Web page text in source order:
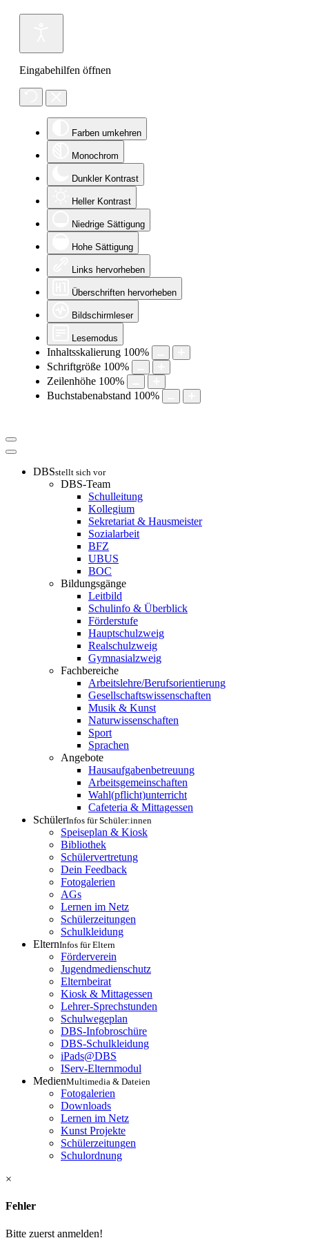
Eingabehilfen öffnen
Farben umkehren
Monochrom
Dunkler Kontrast
Heller Kontrast
Niedrige Sättigung
Hohe Sättigung
Links hervorheben
Überschriften hervorheben
Bildschirmleser
Lesemodus
Inhaltsskalierung 100%
Schriftgröße 100%
Zeilenhöhe 100%
Buchstabenabstand 100%
DBSstellt sich vor
DBS-Team
Schulleitung
Kollegium
Sekretariat & Hausmeister
Sozialarbeit
BFZ
UBUS
BOC
Bildungsgänge
Leitbild
Schulinfo & Überblick
Förderstufe
Hauptschulzweig
Realschulzweig
Gymnasialzweig
Fachbereiche
Arbeitslehre/Berufsorientierung
Gesellschaftswissenschaften
Musik & Kunst
Naturwissenschaften
Sport
Sprachen
Angebote
Hausaufgabenbetreuung
Arbeitsgemeinschaften
Wahl(pflicht)unterricht
Cafeteria & Mittagessen
SchülerInfos für Schüler:innen
Speiseplan & Kiosk
Bibliothek
Schülervertretung
Dein Feedback
Fotogalerien
AGs
Lernen im Netz
Schülerzeitungen
Schulkleidung
ElternInfos für Eltern
Förderverein
Jugendmedienschutz
Elternbeirat
Kiosk & Mittagessen
Lehrer-Sprechstunden
Schulwegeplan
DBS-Infobroschüre
DBS-Schulkleidung
iPads@DBS
IServ-Elternmodul
MedienMultimedia & Dateien
Fotogalerien
Downloads
Lernen im Netz
Kunst Projekte
Schülerzeitungen
Schulordnung
×
Fehler
Bitte zuerst anmelden!